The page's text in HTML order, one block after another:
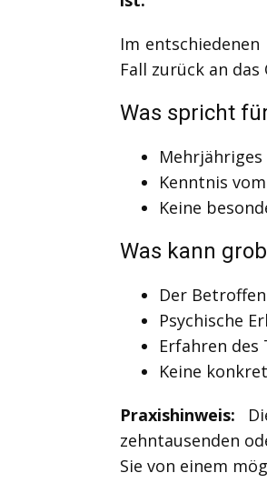
Im
Fall zurück an
Was spricht
Kenntnis
Keine
Was kann
Der
Psychische
Erfahren
Keine
Praxishinweis:
zehntausenden
Sie von einem